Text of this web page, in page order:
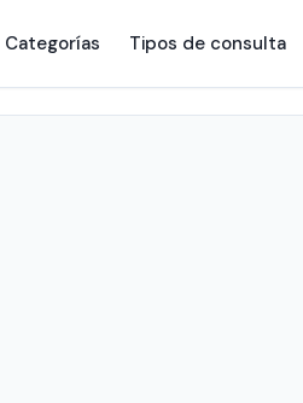
Categorías Tipos de consulta